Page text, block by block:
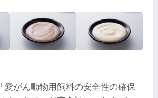
愛がん動物用飼料の安全性の確保